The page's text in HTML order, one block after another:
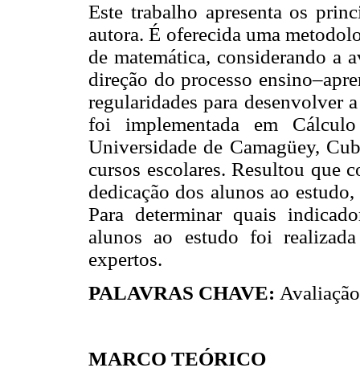
Este trabalho apresenta os
autora. É oferecida uma
de matemática, considerando a
direção do processo
regularidades para desenvolver
foi implementada em
Universidade de Camagüey,
cursos escolares. Resultou que
dedicação dos alunos ao
Para determinar quais
alunos ao estudo foi
expertos.
PALAVRAS CHAVE:
MARCO TEÓRICO